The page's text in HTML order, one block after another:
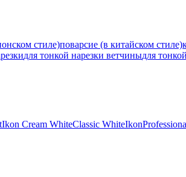
стиле)поварсие (в китайском стиле)
для тонкой нарезки ветчиныдля
Ikon Cream WhiteClassic WhiteIkon